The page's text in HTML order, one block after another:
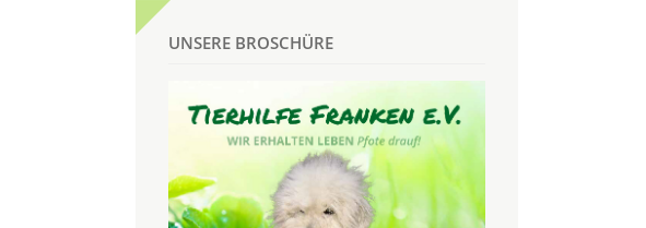
UNSERE BROSCHÜRE